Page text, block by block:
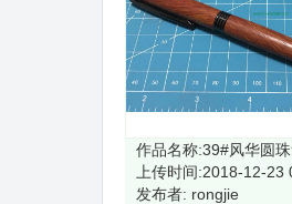
作品名称:39#风华圆
上传时间:2018-12-23
发布者: rongjie